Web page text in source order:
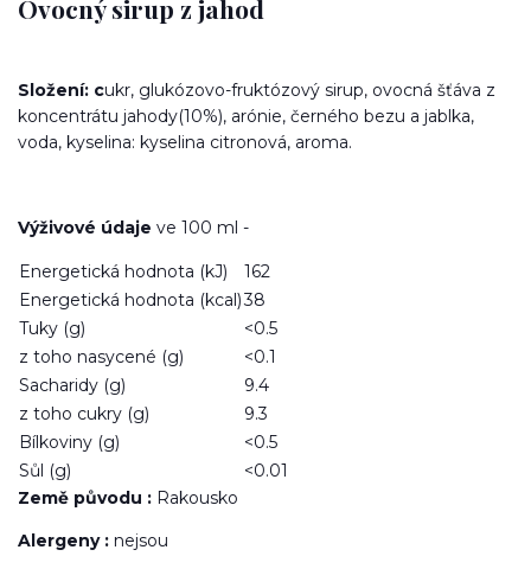
Ovocný sirup z jahod
Složení: cukr, glukózovo-fruktózový sirup, ovocná šťáva z
koncentrátu jahody(10%), arónie, černého bezu a jablka,
voda, kyselina: kyselina citronová, aroma.
Výživové údaje ve 100 ml -
Energetická hodnota (kJ)
162
Energetická hodnota (kcal)38
Tuky (g)
<0.5
z toho nasycené (g)
<0.1
Sacharidy (g)
9.4
z toho cukry (g)
9.3
Bílkoviny (g)
<0.5
Sůl (g)
<0.01
Země původu : Rakousko
Alergeny : nejsou